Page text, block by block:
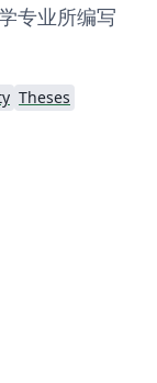
专业所编写
Theses